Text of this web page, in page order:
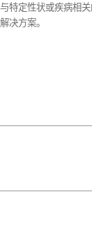
定性状或疾病相关
决方案。